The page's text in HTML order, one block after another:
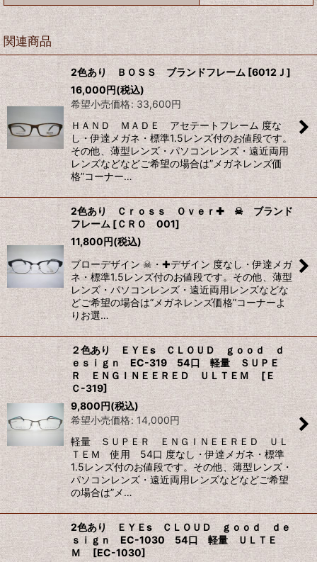
関連商品
2色あり ＢＯＳＳ ブランドフレーム [6012Ｊ]
16,000円(税込)
希望小売価格: 33,600円
ＨＡＮＤ ＭＡＤＥ アセテートフレーム 度な
し・伊達メガネ・標準1.5レンズ付のお値段です。
その他、薄型レンズ・パソコンレンズ・遠近両用
レンズなどなどご希望の場合は”メガネレンズ価
格”コーナー…
2色あり Ｃｒｏｓｓ Ｏｖｅｒ✚ ☠ ブランド
フレーム [ＣＲＯ 001]
11,800円(税込)
ブローデザイン ☠・✚デザイン 度なし・伊達メガ
ネ・標準1.5レンズ付のお値段です。その他、薄型
レンズ・パソコンレンズ・遠近両用レンズなどな
どご希望の場合は”メガネレンズ価格”コーナーよ
りお選…
２色あり ＥＹＥs ＣＬＯＵＤ ｇｏｏｄ ｄ
ｅｓｉｇｎ EC-319 54口 軽量 ＳＵＰＥ
Ｒ ＥＮＧＩＮＥＥＲＥＤ ＵＬＴＥＭ [Ｅ
Ｃ-319]
9,800円(税込)
希望小売価格: 14,000円
軽量 ＳＵＰＥＲ ＥＮＧＩＮＥＥＲＥＤ ＵＬ
ＴＥＭ 使用 54口 度なし・伊達メガネ・標準
1.5レンズ付のお値段です。その他、薄型レンズ・
パソコンレンズ・遠近両用レンズなどなどご希望
の場合は”メ…
2色あり ＥＹＥs ＣＬＯＵＤ ｇｏｏｄ ｄｅ
ｓｉｇｎ EC-1030 54口 軽量 ＵＬＴＥ
Ｍ[EC-1030]